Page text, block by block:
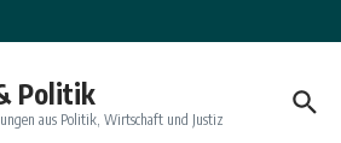
Politik
aus Politik, Wirtschaft und Justiz